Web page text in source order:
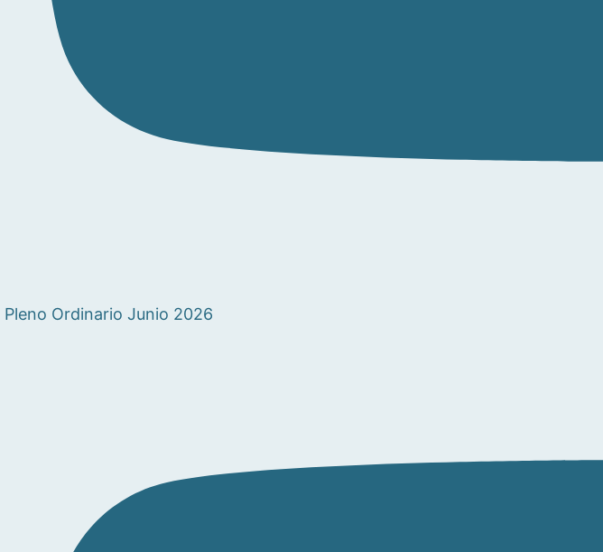
Pleno Ordinario Junio 2026